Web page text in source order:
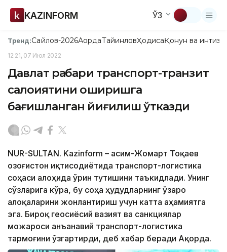
KAZINFORM ЎЗ
Тренд:Сайлов-2026АқордаТайинловҲодисаҚонун ва
12:21, 07 Июл 2022
Давлат раҳбари транспорт-транзит
салоҳиятини оширишга
бағишланган йиғилиш ўтказди
NUR-SULTAN. Kazinform – Қасим-Жомарт Тоқаев
Қозоғистон иқтисодиётида транспорт-логистика
соҳаси алоҳида ўрин тутишини таъкидлади. Унинг
сўзларига кўра, бу соҳа ҳудудларнинг ўзаро
алоқаларини жонлантириш учун катта аҳамиятга
эга. Бироқ геосиёсий вазият ва санкциялар
можароси анъанавий транспорт-логистика
тармоғини ўзгартирди, деб хабар беради Ақорда.